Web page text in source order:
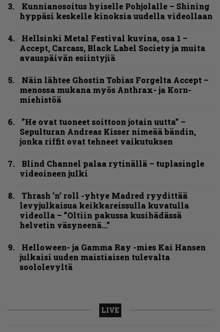
Kunnianosoitus hyiselle Pohjolalle – Shining
hyppäsi keskelle kinoksia uudella videollaan
Hellsinki Metal Festival kuvina, osa 1 –
Accept, Carcass, Black Label Society ja muita
avauspäivän esiintyjiä
Näin lähtee Ghostin Tobias Forgelta Accept –
menossa mukana myös Anthrax- ja Korn-
miehistöä
”He ovat tuoneet soittoon jotain uutta” –
Sepulturan Andreas Kisser nimeää bändin,
jonka riffit ovat tehneet vaikutuksen
Blind Channel palaa rytinällä – tuplasingle
videoineen julki
Thrash ’n’ roll -yhtye Madred ryydittää
levyjulkaisua keikkareissulla kuvatulla
videolla – ”Oltiin pakussa kusihädässä
helvetin väsyneenä…”
Helloween- ja Gamma Ray -mies Kai Hansen
julkaisi uuden maistiaisen tulevalta
soololevyltä
LIVE